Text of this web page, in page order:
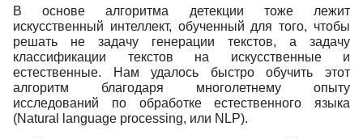
В основе алгоритма детекции тоже лежит
искусственный интеллект, обученный для того, чтобы
решать не задачу генерации текстов, а задачу
классификации текстов на искусственные и
естественные. Нам удалось быстро обучить этот
алгоритм благодаря многолетнему опыту
исследований по обработке естественного языка
(Natural language processing, или NLP).